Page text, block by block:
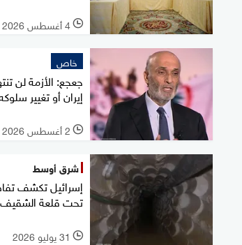
l 4 أغسطس 2026
خاص
جعجع: الأزمة لن
إيران أو تغيير
l 2 أغسطس 2026
شرق أوسط
إسرائيل تكشف
تحت قلعة الشقيف
l 31 يوليو 2026